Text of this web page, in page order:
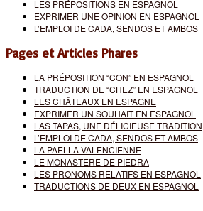
LES PRÉPOSITIONS EN ESPAGNOL
EXPRIMER UNE OPINION EN ESPAGNOL
L’EMPLOI DE CADA, SENDOS ET AMBOS
Pages et Articles Phares
LA PRÉPOSITION “CON” EN ESPAGNOL
TRADUCTION DE “CHEZ” EN ESPAGNOL
LES CHÂTEAUX EN ESPAGNE
EXPRIMER UN SOUHAIT EN ESPAGNOL
LAS TAPAS, UNE DÉLICIEUSE TRADITION
L’EMPLOI DE CADA, SENDOS ET AMBOS
LA PAELLA VALENCIENNE
LE MONASTÈRE DE PIEDRA
LES PRONOMS RELATIFS EN ESPAGNOL
TRADUCTIONS DE DEUX EN ESPAGNOL